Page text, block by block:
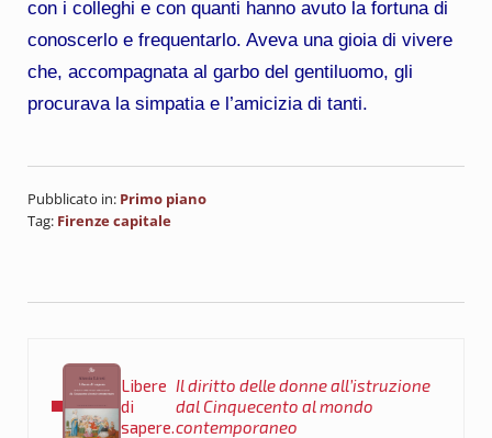
con i colleghi e con quanti hanno avuto la fortuna di
conoscerlo e frequentarlo. Aveva una gioia di vivere
che, accompagnata al garbo del gentiluomo, gli
procurava la simpatia e l’amicizia di tanti.
Pubblicato in: Primo piano
Tag: Firenze capitale
Libere
di
sapere.
Il diritto delle donne all’istruzione
dal Cinquecento al mondo
contemporaneo